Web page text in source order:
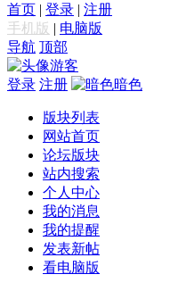
首页 | 登录 | 注册
手机版 | 电脑版
导航 顶部
游客
登录 注册 暗色
版块列表
网站首页
论坛版块
站内搜索
个人中心
我的消息
我的提醒
发表新帖
看电脑版